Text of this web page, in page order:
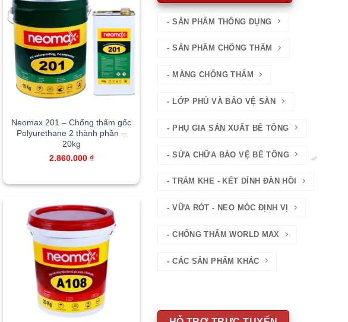
Neomax 201 – Chống thấm gốc
Polyurethane 2 thành phần –
20kg
2.860.000 ₫
- SẢN PHẨM THÔNG DỤNG
- SẢN PHẨM CHỐNG THẤM
- MÀNG CHỐNG THẤM
- LỚP PHỦ VÀ BẢO VỆ SÀN
- PHỤ GIA SẢN XUẤT BÊ TÔNG
- SỬA CHỮA BẢO VỆ BÊ TÔNG
- TRÁM KHE - KẾT DÍNH ĐÀN HỒI
- VỮA RÓT - NEO MÓC ĐỊNH VỊ
- CHỐNG THẤM WORLD MAX
- CÁC SẢN PHẨM KHÁC